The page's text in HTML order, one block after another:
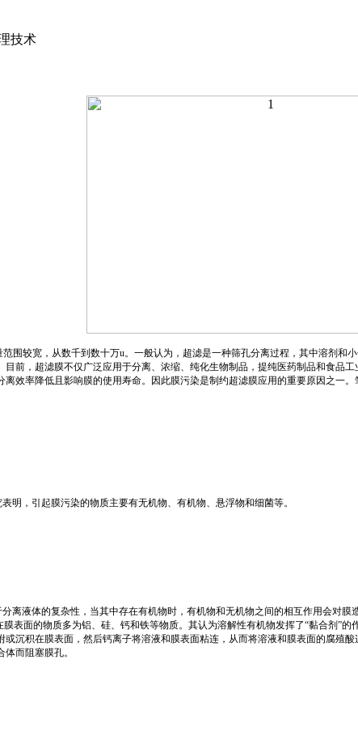
技术
围较宽，从数千到数十万u。一般认为，超滤是一种筛孔分离过程，其中溶剂
前，超滤膜不仅广泛应用于分离、浓缩、纯化生物制品，提纯医药制品和食品
效率降低且影响膜的使用寿命。因此膜污染是制约超滤膜应用的重要原因之一
明，引起膜污染的物质主要有无机物、有机物、悬浮物和细菌等。
离液体的复杂性，当其中存在有机物时，有机物和无机物之间的相互作用会对
表面的物质多为铝、硅、钙和铁等物质。其认为溶解性有机物发挥了“黏合剂”
沉积在膜表面，然后钙离子将溶液和膜表面粘连，从而将溶液和膜表面的腐殖
而阻塞膜孔。